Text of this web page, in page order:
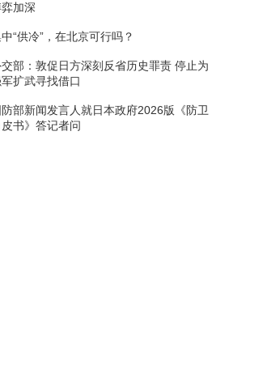
加深
“供冷”，在北京可行吗？
部：敦促日方深刻反省历史罪责 停止为
扩武寻找借口
防部新闻发言人就日本政府2026版《防卫
皮书》答记者问